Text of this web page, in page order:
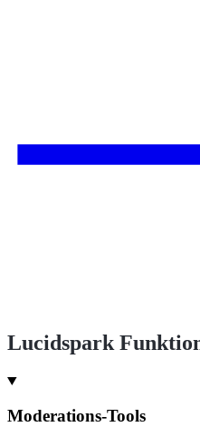
Lucidspark
Moderations-Tools